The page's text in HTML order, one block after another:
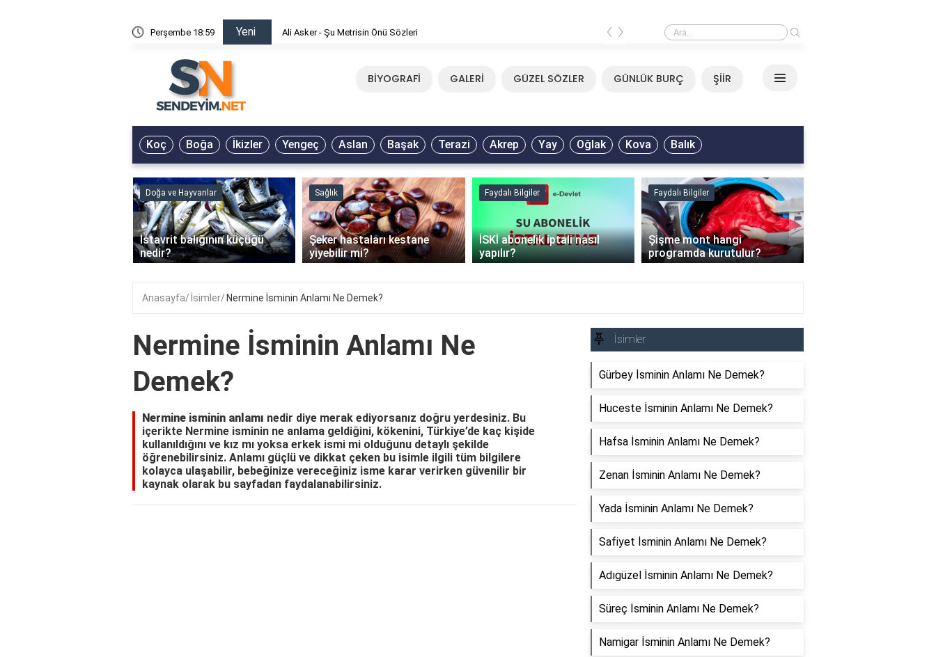
Perşembe 18:59 Yeni Ali Asker - Şu Metrisin Önü Sözleri Mirkelam - Tavla Sözleri
‹ ›
BİYOGRAFİ GALERİ GÜZEL SÖZLER GÜNLÜK BURÇ ŞİİR
Koç Boğa İkizler Yengeç Aslan Başak Terazi Akrep Yay Oğlak Kova Balık
Doğa ve Hayvanlar
İstavrit balığının küçüğü
nedir?
Sağlık
Şeker hastaları kestane
yiyebilir mi?
Faydalı Bilgiler
İSKİ abonelik iptali nasıl
yapılır?
Faydalı Bilgiler
Şişme mont hangi
programda kurutulur?
‹ ›
Anasayfa İsimler Nermine İsminin Anlamı Ne Demek?
Nermine İsminin Anlamı Ne
Demek?
Nermine isminin anlamı nedir diye merak ediyorsanız doğru yerdesiniz. Bu
içerikte Nermine isminin ne anlama geldiğini, kökenini, Türkiye’de kaç kişide
kullanıldığını ve kız mı yoksa erkek ismi mi olduğunu detaylı şekilde
öğrenebilirsiniz. Anlamı güçlü ve dikkat çeken bu isimle ilgili tüm bilgilere
kolayca ulaşabilir, bebeğinize vereceğiniz isme karar verirken güvenilir bir
kaynak olarak bu sayfadan faydalanabilirsiniz.
İsimler
Gürbey İsminin Anlamı Ne Demek?
Huceste İsminin Anlamı Ne Demek?
Hafsa İsminin Anlamı Ne Demek?
Zenan İsminin Anlamı Ne Demek?
Yada İsminin Anlamı Ne Demek?
Safiyet İsminin Anlamı Ne Demek?
Adıgüzel İsminin Anlamı Ne Demek?
Süreç İsminin Anlamı Ne Demek?
Namigar İsminin Anlamı Ne Demek?